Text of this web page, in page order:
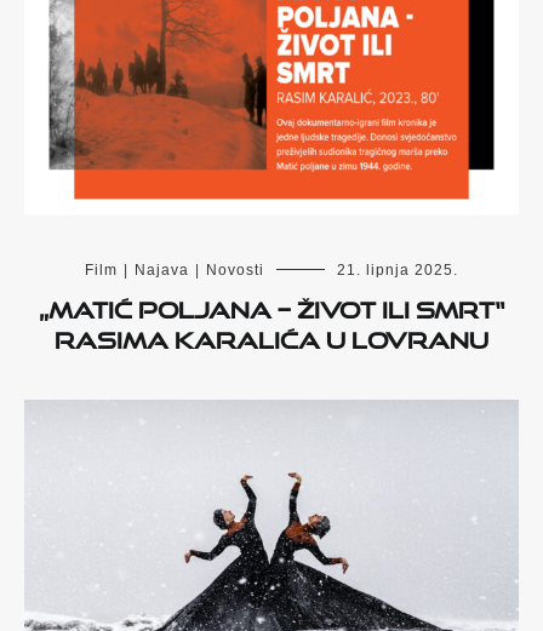
Film | Najava | Novosti 21. lipnja 2025.
„Matić poljana – život ili smrt“
Rasima Karalića u Lovranu